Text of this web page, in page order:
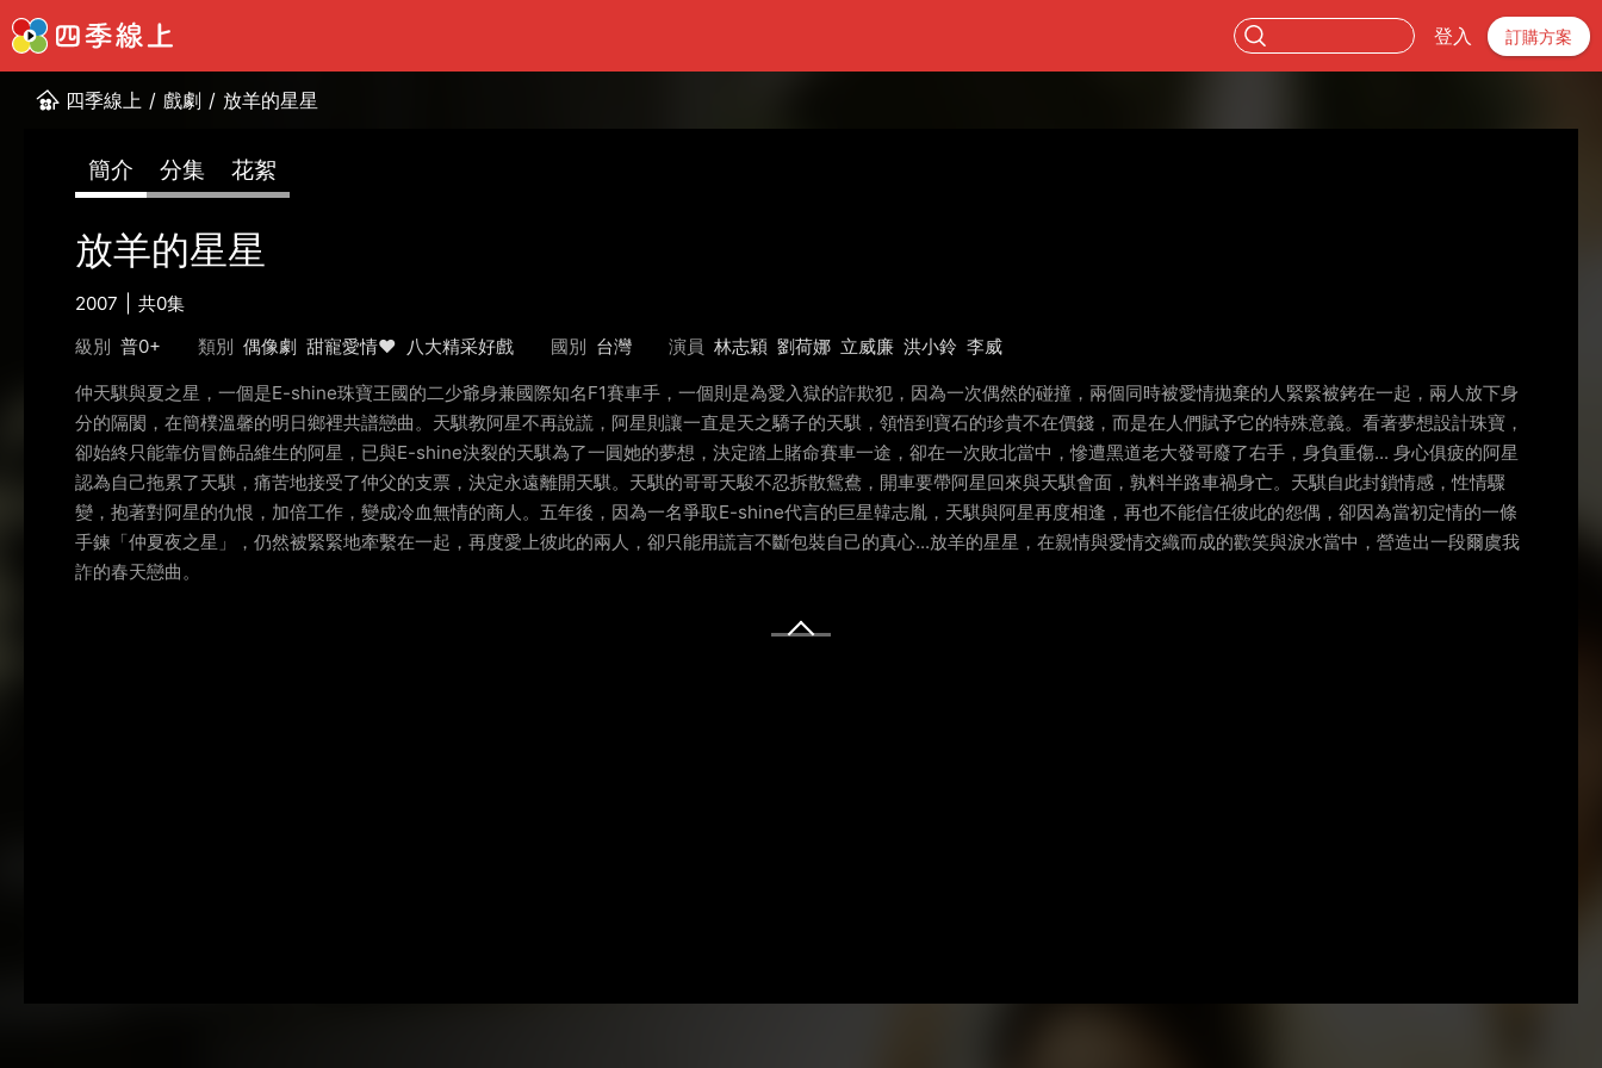
登入 訂購方案
四季線上 / 戲劇 / 放羊的星星
簡介 分集 花絮
放羊的星星
2007
共0集
級別 普0+ 類別 偶像劇 甜寵愛情❤️ 八大精采好戲 國別 台灣 演員 林志穎 劉荷娜 立威廉 洪小鈴 李威
仲天騏與夏之星，一個是E-shine珠寶王國的二少爺身兼國際知名F1賽車手，一個則是為愛入獄的詐欺犯，因為一次偶然的碰撞，兩個同時被愛情拋棄的人緊緊被銬在一起，兩人放下身
分的隔閡，在簡樸溫馨的明日鄉裡共譜戀曲。天騏教阿星不再說謊，阿星則讓一直是天之驕子的天騏，領悟到寶石的珍貴不在價錢，而是在人們賦予它的特殊意義。看著夢想設計珠寶，
卻始終只能靠仿冒飾品維生的阿星，已與E-shine決裂的天騏為了一圓她的夢想，決定踏上賭命賽車一途，卻在一次敗北當中，慘遭黑道老大發哥廢了右手，身負重傷... 身心俱疲的阿星
認為自己拖累了天騏，痛苦地接受了仲父的支票，決定永遠離開天騏。天騏的哥哥天駿不忍拆散鴛鴦，開車要帶阿星回來與天騏會面，孰料半路車禍身亡。天騏自此封鎖情感，性情驟
變，抱著對阿星的仇恨，加倍工作，變成冷血無情的商人。五年後，因為一名爭取E-shine代言的巨星韓志胤，天騏與阿星再度相逢，再也不能信任彼此的怨偶，卻因為當初定情的一條
手鍊「仲夏夜之星」，仍然被緊緊地牽繫在一起，再度愛上彼此的兩人，卻只能用謊言不斷包裝自己的真心...放羊的星星，在親情與愛情交織而成的歡笑與淚水當中，營造出一段爾虞我
詐的春天戀曲。